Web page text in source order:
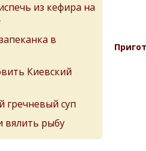
из кефира на
в
Киевский
гречневый суп
вялить рыбу